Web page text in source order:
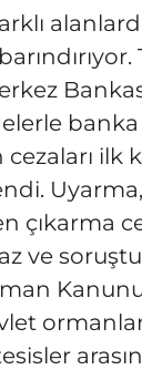
banka
ilk
çıkarma
ve